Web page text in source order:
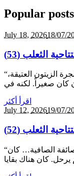
Popular posts
July 18, 202618/07/
الثعلب (53)
“أوراق لا تسقط وحدها” جلس الثعلب تحت شجرة الزيتون العتيقة،
اقرأ أكثر
July 12, 202619/07/
الثعلب (52)
“حكاية النهار الذي لم ينتهِ” ليلة من الليالي الصائفة الصافية… كان